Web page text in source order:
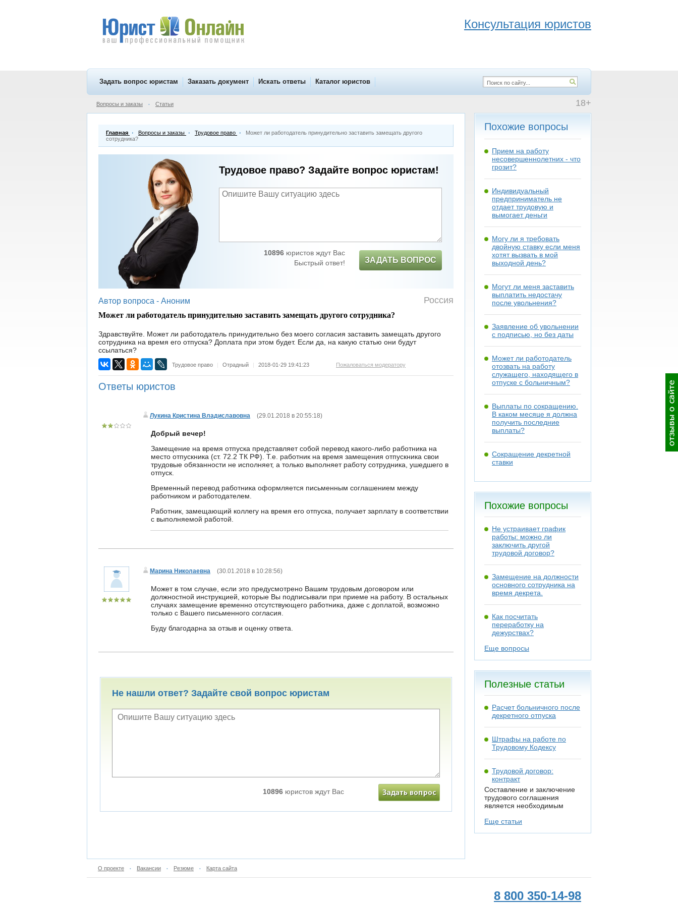
Консультация юристов
Задать вопрос юристам Заказать документ Искать ответы Каталог юристов
18+
Вопросы и заказы • Статьи
Главная Вопросы и заказы Трудовое право
Может ли работодатель принудительно заставить замещать другого
сотрудника?
Трудовое право? Задайте вопрос юристам!
10896юристов ждут Вас
Быстрый ответ!
ЗАДАТЬ ВОПРОС
Автор вопроса - Аноним Россия
Может ли работодатель принудительно заставить замещать другого сотрудника?
Здравствуйте. Может ли работодатель принудительно без моего согласия заставить замещать другого
сотрудника на время его отпуска? Доплата при этом будет. Если да, на какую статью они будут
ссылаться?
Трудовое право | Отрадный | 2018-01-29 19:41:23 Пожаловаться модератору
Ответы юристов
Лукина Кристина Владиславовна (29.01.2018 в 20:55:18)
Добрый вечер!
Замещение на время отпуска представляет собой перевод какого-либо работника на
место отпускника (ст. 72.2 ТК РФ). Т.е. работник на время замещения отпускника свои
трудовые обязанности не исполняет, а только выполняет работу сотрудника, ушедшего в
отпуск.
Временный перевод работника оформляется письменным соглашением между
работником и работодателем.
Работник, замещающий коллегу на время его отпуска, получает зарплату в соответствии
с выполняемой работой.
Марина Николаевна (30.01.2018 в 10:28:56)
Может в том случае, если это предусмотрено Вашим трудовым договором или
должностной инструкцией, которые Вы подписывали при приеме на работу. В остальных
случаях замещение временно отсутствующего работника, даже с доплатой, возможно
только с Вашего письменного согласия.
Буду благодарна за отзыв и оценку ответа.
Не нашли ответ? Задайте свой вопрос юристам
10896 юристов ждут Вас
Похожие вопросы
Прием на работу
несовершеннолетних - что
грозит?
Индивидуальный
предприниматель не
отдает трудовую и
вымогает деньги
Могу ли я требовать
двойную ставку если меня
хотят вызвать в мой
выходной день?
Могут ли меня заставить
выплатить недостачу
после увольнения?
Заявление об увольнении
с подписью, но без даты
Может ли работодатель
отозвать на работу
служащего, находящего в
отпуске с больничным?
Выплаты по сокращению.
В каком месяце я должна
получить последние
выплаты?
Сокращение декретной
ставки
Похожие вопросы
Не устраивает график
работы: можно ли
заключить другой
трудовой договор?
Замещение на должности
основного сотрудника на
время декрета.
Как посчитать
переработку на
дежурствах?
Еще вопросы
Полезные статьи
Расчет больничного после
декретного отпуска
Штрафы на работе по
Трудовому Кодексу
Трудовой договор:
контракт
Составление и заключение
трудового соглашения
является необходимым
Еще статьи
О проекте • Вакансии • Резюме • Карта сайта
8 800 350-14-98